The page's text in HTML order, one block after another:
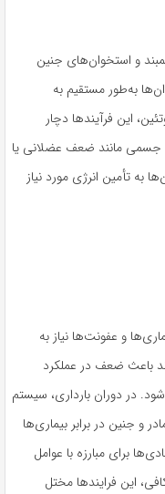
و استخوان‌های جنین
به‌طور مستقیم به
این فرآیندها دچار
مانند ضعف عضلانی یا
به تأمین انرژی مورد نیاز
و عفونت‌ها نیاز به
باعث ضعف در عملکرد
در دوران بارداری، سیستم
و جنین در برابر بیماری‌ها
برای مبارزه با عوامل
این فرایندها مختل